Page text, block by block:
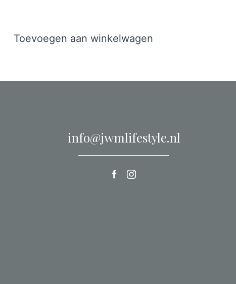
Toevoegen aan winkelwagen
info@jwmlifestyle.nl